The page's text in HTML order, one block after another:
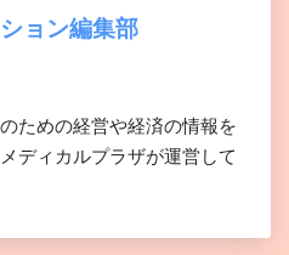
ョン編集部
ための経営や経済の情報を
ディカルプラザが運営して